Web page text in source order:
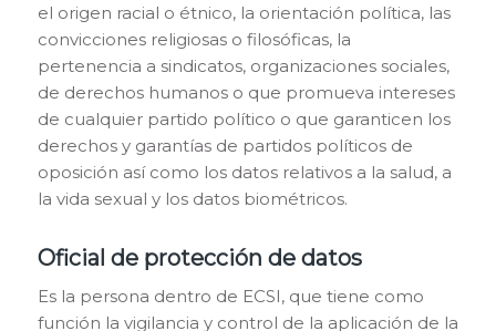
el origen racial o étnico, la orientación política, las
convicciones religiosas o filosóficas, la
pertenencia a sindicatos, organizaciones sociales,
de derechos humanos o que promueva intereses
de cualquier partido político o que garanticen los
derechos y garantías de partidos políticos de
oposición así como los datos relativos a la salud, a
la vida sexual y los datos biométricos.
Oficial de protección de datos
Es la persona dentro de ECSI, que tiene como
función la vigilancia y control de la aplicación de la